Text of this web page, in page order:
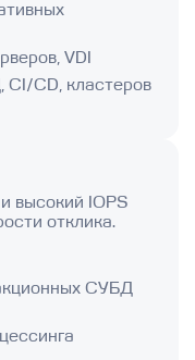
VDI
CD, кластеров
высокий IOPS
отклика.
СУБД